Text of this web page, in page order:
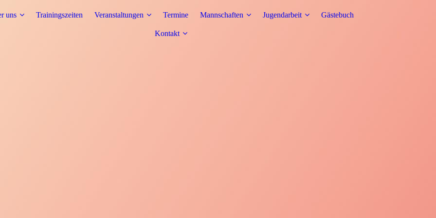
uns Trainingszeiten Veranstaltungen Termine Mannschaften Jugendarbeit Gästebuch
Kontakt